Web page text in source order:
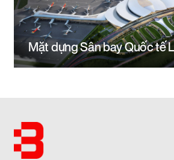
Mặt dựng Sân bay Quốc tế